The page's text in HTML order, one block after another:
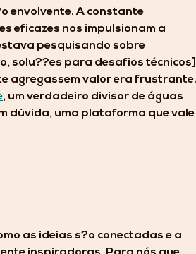
envolvente. A constante
eficazes nos impulsionam a
pesquisando sobre
solu??es para desafios
agregassem valor era frustrante.
, um verdadeiro divisor de águas
dúvida, uma plataforma que vale
as ideias s?o conectadas e a